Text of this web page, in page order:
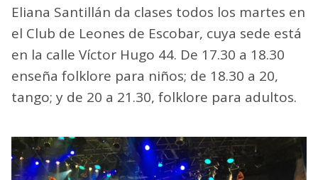
Eliana Santillán da clases todos los martes en
el Club de Leones de Escobar, cuya sede está
en la calle Víctor Hugo 44. De 17.30 a 18.30
enseña folklore para niños; de 18.30 a 20,
tango; y de 20 a 21.30, folklore para adultos.